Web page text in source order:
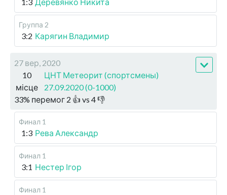
1:3 Деревянко Никита
Группа 2
3:2 Карягин Владимир
27 вер, 2020
10
місце
ЦНТ Метеорит (спортсмены)
27.09.2020 (0-1000)
33% перемог 2 👍 vs 4👎
Финал 1
1:3 Рева Александр
Финал 1
3:1 Нестер Ігор
Финал 1